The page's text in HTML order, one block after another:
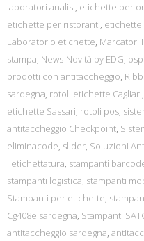
laboratori analisi, etichette per
etichette per ristoranti, etichette
Laboratorio etichette, Marcatori
stampa, News-Novità by EDG,
prodotti con antitaccheggio,
sardegna, rotoli etichette Cagliari,
etichette Sassari, rotoli pos,
antitaccheggio Checkpoint,
eliminacode, slider, Soluzioni
l'etichettatura, stampanti
stampanti logistica, stampanti
Stampanti per etichette,
Cg408e sardegna, Stampanti
antitaccheggio sardegna,